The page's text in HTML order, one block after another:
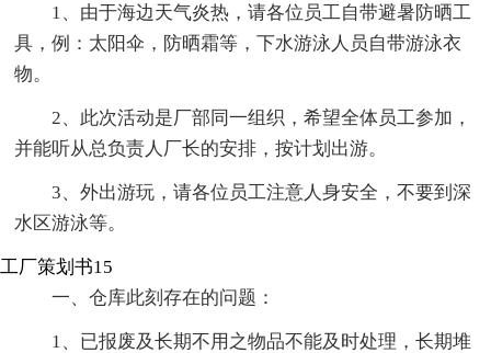
1、由于海边天气炎热，请各位员工自带避暑防晒工
具，例：太阳伞，防晒霜等，下水游泳人员自带游泳衣
物。
2、此次活动是厂部同一组织，希望全体员工参加，
并能听从总负责人厂长的安排，按计划出游。
3、外出游玩，请各位员工注意人身安全，不要到深
水区游泳等。
工厂策划书15
一、仓库此刻存在的问题：
1、已报废及长期不用之物品不能及时处理，长期堆